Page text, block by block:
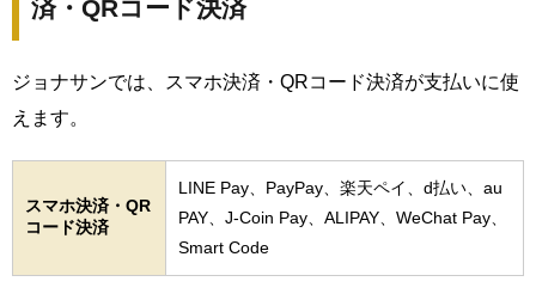
済・QRコード決済
ジョナサンでは、スマホ決済・QRコード決済が支払いに使
えます。
スマホ決済・QR
コード決済
LINE Pay、PayPay、楽天ペイ、d払い、au
PAY、J-Coin Pay、ALIPAY、WeChat Pay、
Smart Code